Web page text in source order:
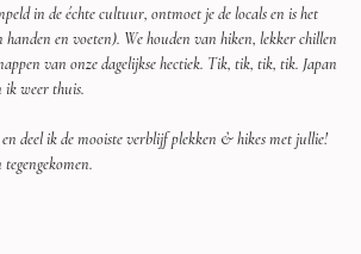
in de échte cultuur, ontmoet je de locals en is het
handen en voeten). We houden van hiken, lekker chillen
van onze dagelijkse hectiek. Tik, tik, tik, tik. Japan
ik weer thuis.
deel ik de mooiste verblijf plekken & hikes met jullie!